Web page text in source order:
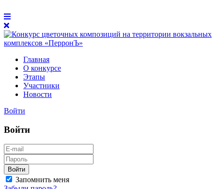
Главная
О конкурсе
Этапы
Участники
Новости
Войти
Войти
Войти
Запомнить меня